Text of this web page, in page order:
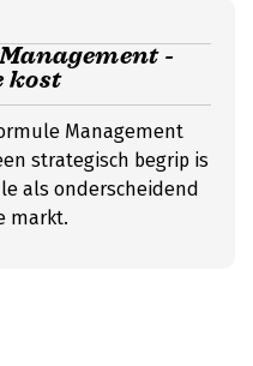
-
kost
Management
strategisch begrip is
als onderscheidend
markt.